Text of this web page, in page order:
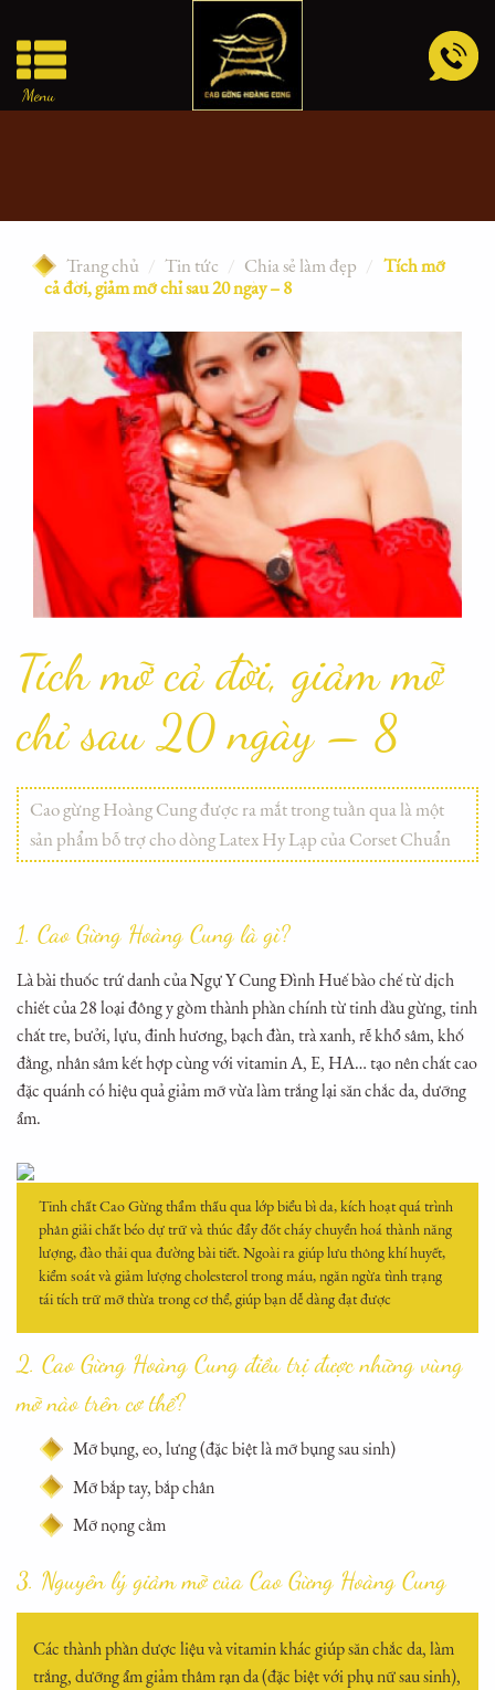
content
Menu
Trang chủ / Tin tức / Chia sẻ làm đẹp / Tích mỡ
cả đời, giảm mỡ chỉ sau 20 ngày – 8
Tích mỡ cả đời, giảm mỡ
chỉ sau 20 ngày – 8
Cao gừng Hoàng Cung được ra mắt trong tuần qua là một
sản phẩm bỗ trợ cho dòng Latex Hy Lạp của Corset Chuẩn
1. Cao Gừng Hoàng Cung là gì?
Là bài thuốc trứ danh của Ngự Y Cung Đình Huế bào chế từ dịch
chiết của 28 loại đông y gồm thành phần chính từ tinh dầu gừng, tinh
chất tre, bưởi, lựu, đinh hương, bạch đàn, trà xanh, rễ khổ sâm, khố
đằng, nhân sâm kết hợp cùng với vitamin A, E, HA… tạo nên chất cao
đặc quánh có hiệu quả giảm mỡ vừa làm trắng lại săn chắc da, dưỡng
ẩm.
Tinh chất Cao Gừng thẩm thấu qua lớp biểu bì da, kích hoạt quá trình
phân giải chất béo dự trữ và thúc đẩy đốt cháy chuyển hoá thành năng
lượng, đào thải qua đường bài tiết. Ngoài ra giúp lưu thông khí huyết,
kiểm soát và giảm lượng cholesterol trong máu, ngăn ngừa tình trạng
tái tích trữ mỡ thừa trong cơ thể, giúp bạn dễ dàng đạt được
2. Cao Gừng Hoàng Cung điều trị được những vùng
mỡ nào trên cơ thể?
Mỡ bụng, eo, lưng (đặc biệt là mỡ bụng sau sinh)
Mỡ bắp tay, bắp chân
Mỡ nọng cằm
3. Nguyên lý giảm mỡ của Cao Gừng Hoàng Cung
Các thành phần dược liệu và vitamin khác giúp săn chắc da, làm
trắng, dưỡng ẩm giảm thâm rạn da (đặc biệt với phụ nữ sau sinh),